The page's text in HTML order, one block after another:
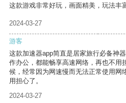
这款游戏非常好玩，画面精美，玩法丰
2024-03-27
游客
这款加速器app简直是居家旅行必备神
作办公，都能畅享高速网络，再也不用
候，经常因为网速慢而无法正常使用网
用担心了。
2024-03-27